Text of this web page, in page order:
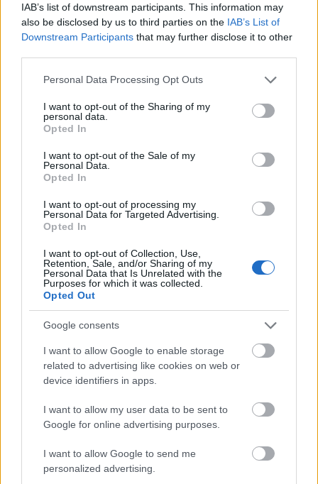
IAB’s list of downstream participants. This information may
also be disclosed by us to third parties on the IAB’s List of
Downstream Participants that may further disclose it to other
Please note that this website/app uses one or more Google
not limited to your visit or usage behaviour. You may click to
grant or deny consent to Google and its third-party tags to
use your data for below specified purposes in below Google
consent section.
Personal Data Processing Opt Outs
I want to opt-out of the Sharing of my
personal data.
Opted In
I want to opt-out of the Sale of my
Personal Data.
Opted In
I want to opt-out of processing my
Personal Data for Targeted Advertising.
Opted In
I want to opt-out of Collection, Use,
Retention, Sale, and/or Sharing of my
Personal Data that Is Unrelated with the
Purposes for which it was collected.
Opted Out
Google consents
I want to allow Google to enable storage
related to advertising like cookies on web or
device identifiers in apps.
I want to allow my user data to be sent to
Google for online advertising purposes.
I want to allow Google to send me
personalized advertising.
Az IDDQD közelmúltbeli kazettás cikke rég
leporolatlan húrokat pengetett meg szívemben, vagy
hogy is van ez a közhely. Ezután kisvártatva Ali
barátommal is leveleztem arról, hogy milyen csoda
volt a a kazettás magnó gyerekkorunkban, ez pedig
kedvet csinált ahhoz, hogy feltúrjam a dobozaimat,
Áthallások
Hamster•2009. július 12.
Van egy közmondás, mely szerint "a verset írják, a
szobrot faragják, a zenét... szerzik". Ez nagyon
sokszor akaratlanul jön össze, sőt, akár a véletlen
műve is lehet, hiszen nincs olyan sok hang még egy